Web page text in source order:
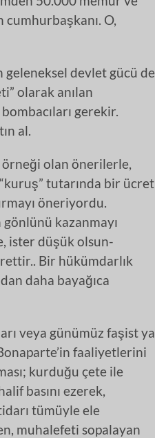
O,
geleneksel devlet gücü de
olarak anılan
gerekir.
al.
örneği olan önerilerle,
tutarında bir ücret
öneriyordu.
kazanmayı
ister düşük olsun-
Bir hükümdarlık
daha bayağıca
veya günümüz faşist ya
faaliyetlerini
kurduğu çete ile
basını ezerek,
tümüyle ele
muhalefeti sopalayan